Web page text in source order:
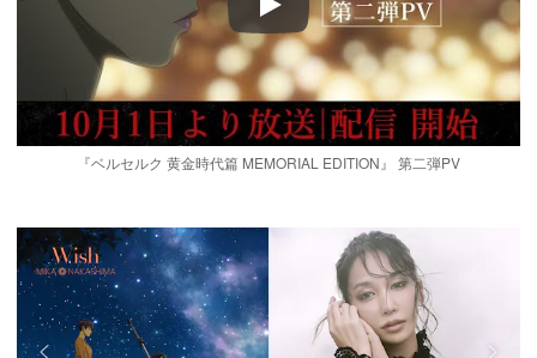
Play
『ベルセルク 黄金時代篇 MEMORIAL EDITION』 第二弾PV